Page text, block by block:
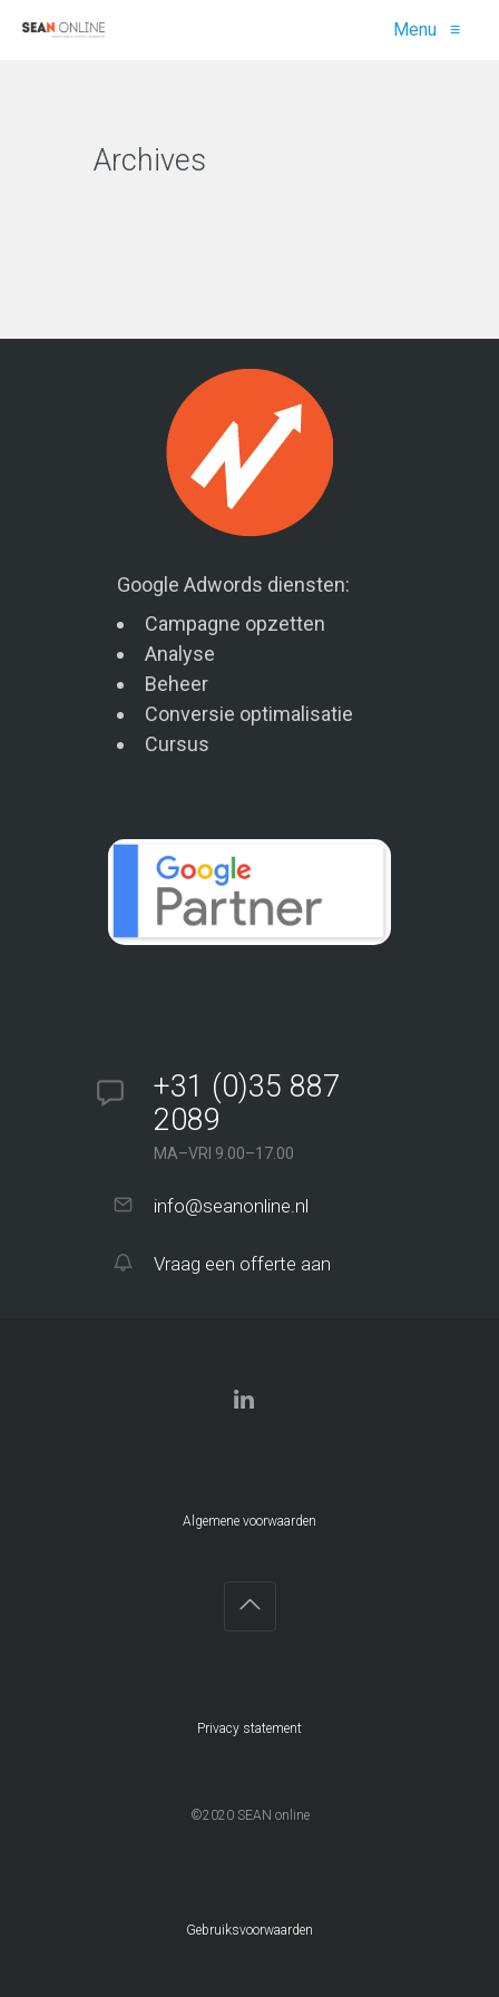
Menu ≡
Archives
Google Adwords diensten:
Campagne opzetten
Analyse
Beheer
Conversie optimalisatie
Cursus
+31 (0)35 887
2089
MA–VRI 9.00–17.00
info@seanonline.nl
Vraag een offerte aan
Algemene voorwaarden
Privacy statement
©2020 SEAN online
Gebruiksvoorwaarden